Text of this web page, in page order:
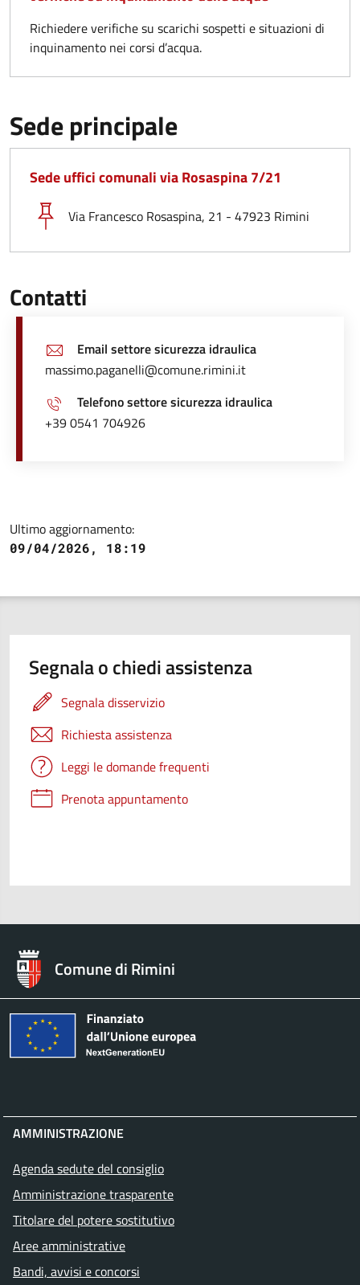
Richiedere verifiche su scarichi sospetti e situazioni di
inquinamento nei corsi d’acqua.
Sede principale
Sede uffici comunali via Rosaspina 7/21
Via Francesco Rosaspina, 21 - 47923 Rimini
Contatti
Email settore sicurezza idraulica
massimo.paganelli@comune.rimini.it
Telefono settore sicurezza idraulica
+39 0541 704926
Ultimo aggiornamento:
09/04/2026, 18:19
Segnala o chiedi assistenza
Segnala disservizio
Richiesta assistenza
Leggi le domande frequenti
Prenota appuntamento
Comune di Rimini
AMMINISTRAZIONE
Agenda sedute del consiglio
Amministrazione trasparente
Titolare del potere sostitutivo
Aree amministrative
Bandi, avvisi e concorsi